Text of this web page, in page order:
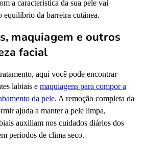
a característica da sua pele vai
equilíbrio da barreira cutânea.
maquiagem e outros
facial
aqui você pode encontrar
labiais e maquiagens para compor a
da pele. A remoção completa da
ajuda a manter a pele limpa,
auxiliam nos cuidados diários dos
períodos de clima seco.